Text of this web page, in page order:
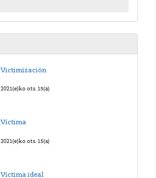
Victimización
2021(e)ko ots. 15(a)
Víctima
2021(e)ko ots. 15(a)
Víctima ideal